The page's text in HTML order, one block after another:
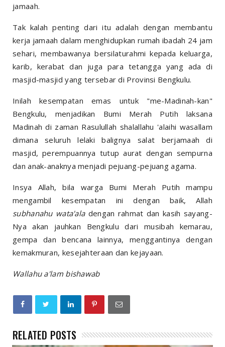
jamaah.
Tak kalah penting dari itu adalah dengan membantu
kerja jamaah dalam menghidupkan rumah ibadah 24 jam
sehari, membawanya bersilaturahmi kepada keluarga,
karib, kerabat dan juga para tetangga yang ada di
masjid-masjid yang tersebar di Provinsi Bengkulu.
Inilah kesempatan emas untuk "me-Madinah-kan"
Bengkulu, menjadikan Bumi Merah Putih laksana
Madinah di zaman Rasulullah shalallahu 'alaihi wasallam
dimana seluruh lelaki balignya salat berjamaah di
masjid, perempuannya tutup aurat dengan sempurna
dan anak-anaknya menjadi pejuang-pejuang agama.
Insya Allah, bila warga Bumi Merah Putih mampu
mengambil kesempatan ini dengan baik, Allah
subhanahu wata'ala dengan rahmat dan kasih sayang-
Nya akan jauhkan Bengkulu dari musibah kemarau,
gempa dan bencana lainnya, menggantinya dengan
kemakmuran, kesejahteraan dan kejayaan.
Wallahu a'lam bishawab
RELATED POSTS